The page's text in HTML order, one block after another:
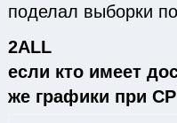
поделал выборки
2ALL
если кто имеет
же графики при